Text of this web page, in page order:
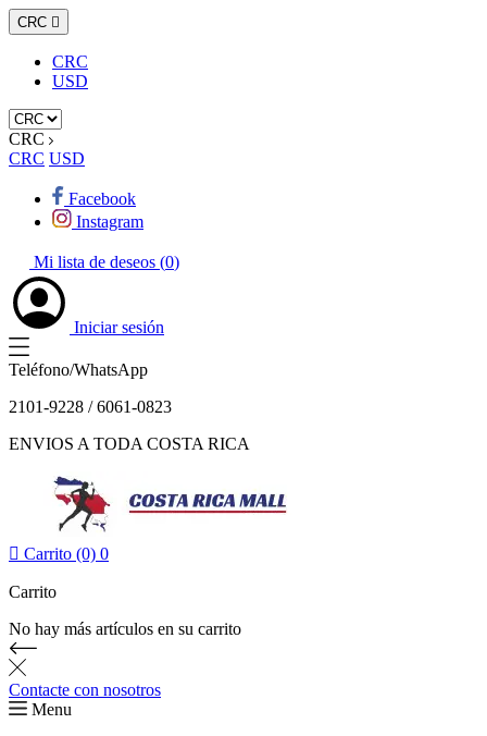
CRC 
CRC
USD
CRC
CRC USD
Facebook
Instagram
Mi lista de deseos (0)
Iniciar sesión
Teléfono/WhatsApp
2101-9228 / 6061-0823
ENVIOS A TODA COSTA RICA
 Carrito (0) 0
Carrito
No hay más artículos en su carrito
Contacte con nosotros
Menu